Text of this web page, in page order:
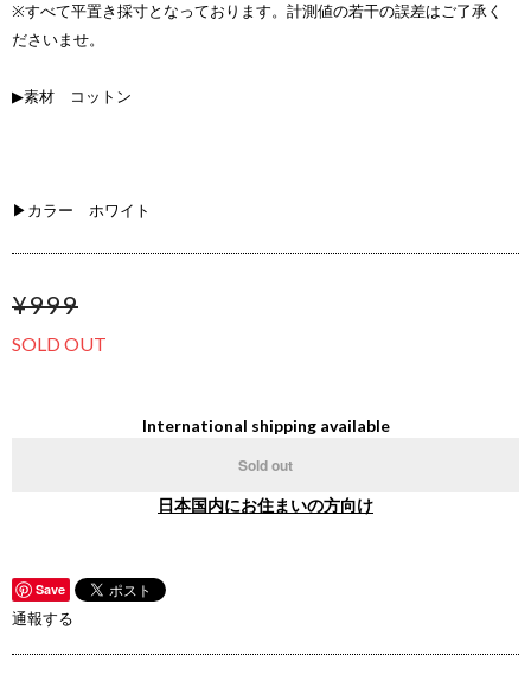
※すべて平置き採寸となっております。計測値の若干の誤差はご了承く
ださいませ。
▶素材 コットン
▶カラー ホワイト
¥999
SOLD OUT
International shipping available
Sold out
日本国内にお住まいの方向け
Save
通報する